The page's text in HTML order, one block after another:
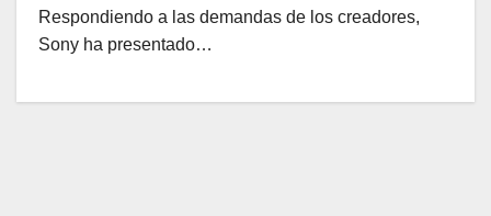
Respondiendo a las demandas de los creadores,
Sony ha presentado…